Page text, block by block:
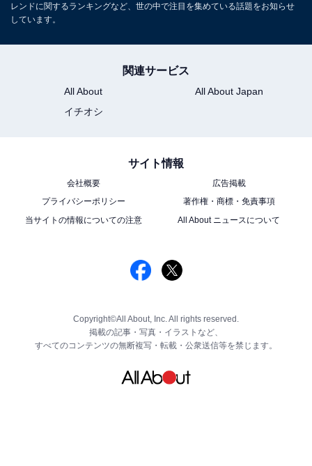
レンドに関するランキングなど、世の中で注目を集めている話題をお知らせ
しています。
関連サービス
All About
All About Japan
イチオシ
サイト情報
会社概要
広告掲載
プライバシーポリシー
著作権・商標・免責事項
当サイトの情報についての注意
All About ニュースについて
Copyright©All About, Inc. All rights reserved.
掲載の記事・写真・イラストなど、
すべてのコンテンツの無断複写・転載・公衆送信等を禁じます。